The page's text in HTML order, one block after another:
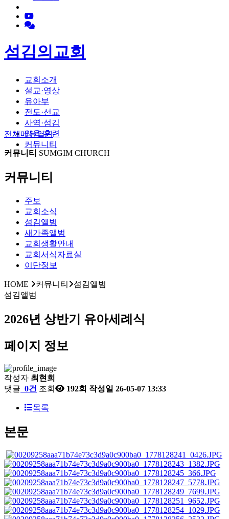
섬김의교회
교회소개
설교·영상
유아부
전도·선교
사역·섬김
양육·훈련
커뮤니티
전체메뉴열기
커뮤니티 SUMGIM CHURCH
커뮤니티
주보
교회소식
섬김앨범
새가족앨범
교회생활안내
교회서식자료실
이단정보
HOME 커뮤니티
섬김앨범
섬김앨범
2026년 상반기 유아세례식
페이지 정보
작성자 최현희
댓글 0건 조회 192회 작성일 26-05-07 13:33
목록
본문